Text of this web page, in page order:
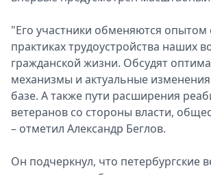
"Его участники обменяются
практиках трудоустройства наших
гражданской жизни. Обсудят
механизмы и актуальные
базе. А также пути расширения
ветеранов со стороны власти,
– отметил Александр Беглов.
Он подчеркнул, что петербургские